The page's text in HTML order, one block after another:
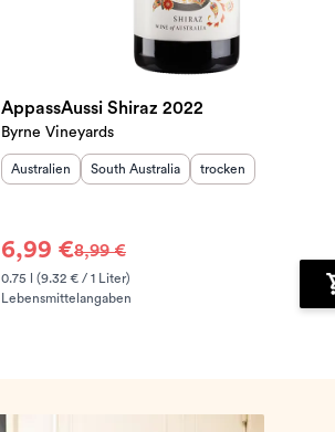
hinzufügen
AppassAussi Shiraz 2022
Byrne Vineyards
Herkunftsland:
Australien Herkunftsregion
South Australia Geschmack
trocken
6,99 €8,99 €
0.75 l (9.32 € / 1 Liter)
Lebensmittelangaben